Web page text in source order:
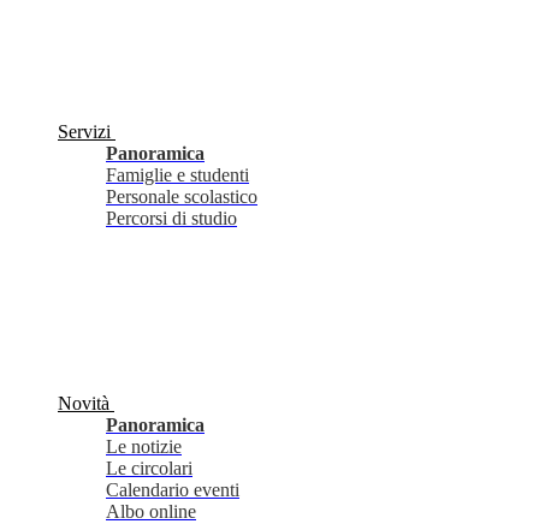
Servizi
Panoramica
Famiglie e studenti
Personale scolastico
Percorsi di studio
Novità
Panoramica
Le notizie
Le circolari
Calendario eventi
Albo online